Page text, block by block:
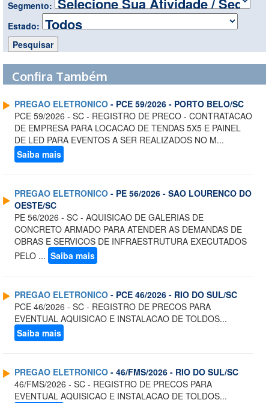
Segmento:
Estado:
Confira Também
PREGAO ELETRONICO - PCE 59/2026 - PORTO BELO/SC
PCE 59/2026 - SC - REGISTRO DE PRECO - CONTRATACAO
DE EMPRESA PARA LOCACAO DE TENDAS 5X5 E PAINEL
DE LED PARA EVENTOS A SER REALIZADOS NO M...
Saiba mais
PREGAO ELETRONICO - PE 56/2026 - SAO LOURENCO DO
OESTE/SC
PE 56/2026 - SC - AQUISICAO DE GALERIAS DE
CONCRETO ARMADO PARA ATENDER AS DEMANDAS DE
OBRAS E SERVICOS DE INFRAESTRUTURA EXECUTADOS
PELO ... Saiba mais
PREGAO ELETRONICO - PCE 46/2026 - RIO DO SUL/SC
PCE 46/2026 - SC - REGISTRO DE PRECOS PARA
EVENTUAL AQUISICAO E INSTALACAO DE TOLDOS...
Saiba mais
PREGAO ELETRONICO - 46/FMS/2026 - RIO DO SUL/SC
46/FMS/2026 - SC - REGISTRO DE PRECOS PARA
EVENTUAL AQUISICAO E INSTALACAO DE TOLDOS...